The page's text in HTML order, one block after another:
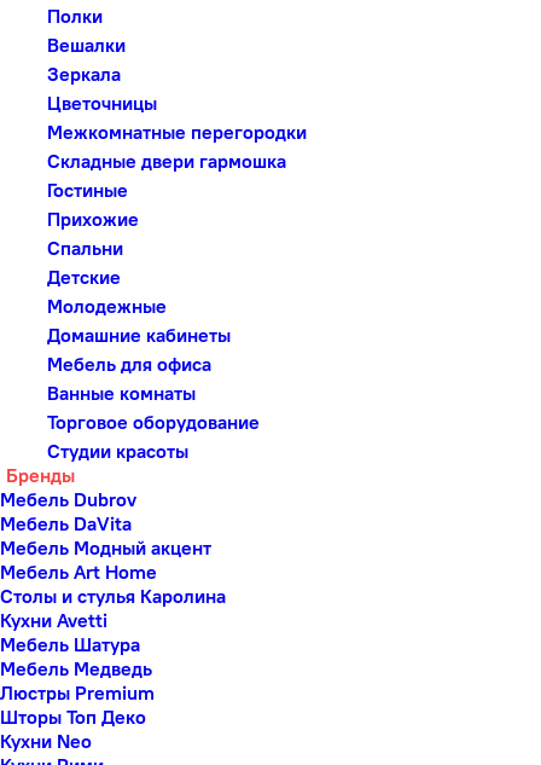
Полки
Вешалки
Зеркала
Цветочницы
Межкомнатные перегородки
Складные двери гармошка
Гостиные
Прихожие
Спальни
Детские
Молодежные
Домашние кабинеты
Мебель для офиса
Ванные комнаты
Торговое оборудование
Студии красоты
Бренды
Мебель Dubrov
Мебель DaVita
Мебель Модный акцент
Мебель Art Home
Столы и стулья Каролина
Кухни Avetti
Мебель Шатура
Мебель Медведь
Люстры Premium
Шторы Топ Деко
Кухни Neo